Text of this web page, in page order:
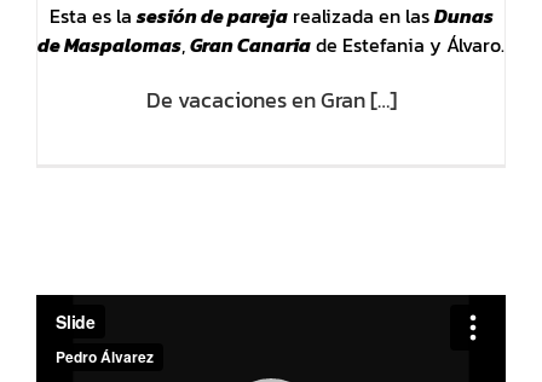
Esta es lasesión de pareja realizada en lasDunas
de Maspalomas,Gran Canariade Estefania y Álvaro.
De vacaciones en Gran […]
Reproductor
vídeo